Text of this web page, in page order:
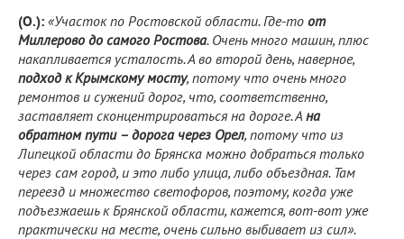
(О.): «Участок по Ростовской области. Где-то от
Миллерово до самого Ростова. Очень много машин, плюс
накапливается усталость. А во второй день, наверное,
подход к Крымскому мосту, потому что очень много
ремонтов и сужений дорог, что, соответственно,
заставляет сконцентрироваться на дороге. А на
обратном пути – дорога через Орел, потому что из
Липецкой области до Брянска можно добраться только
через сам город, и это либо улица, либо объездная. Там
переезд и множество светофоров, поэтому, когда уже
подъезжаешь к Брянской области, кажется, вот-вот уже
практически на месте, очень сильно выбивает из сил».